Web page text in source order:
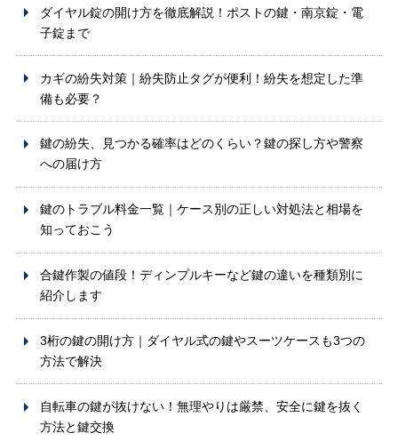
ダイヤル錠の開け方を徹底解説！ポストの鍵・南京錠・電
子錠まで
カギの紛失対策｜紛失防止タグが便利！紛失を想定した準
備も必要？
鍵の紛失、見つかる確率はどのくらい？鍵の探し方や警察
への届け方
鍵のトラブル料金一覧｜ケース別の正しい対処法と相場を
知っておこう
合鍵作製の値段！ディンプルキーなど鍵の違いを種類別に
紹介します
3桁の鍵の開け方｜ダイヤル式の鍵やスーツケースも3つの
方法で解決
自転車の鍵が抜けない！無理やりは厳禁、安全に鍵を抜く
方法と鍵交換